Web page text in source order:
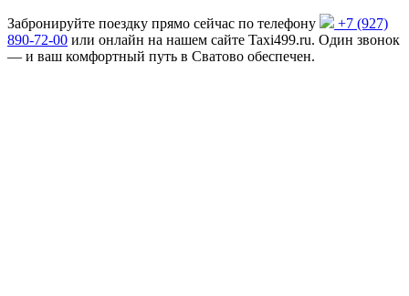
Забронируйте поездку прямо сейчас по телефону
+7 (927)
890-72-00 или онлайн на нашем сайте Taxi499.ru. Один звонок
— и ваш комфортный путь в Сватово обеспечен.